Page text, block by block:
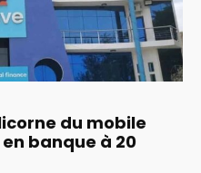
du mobile
banque à 20